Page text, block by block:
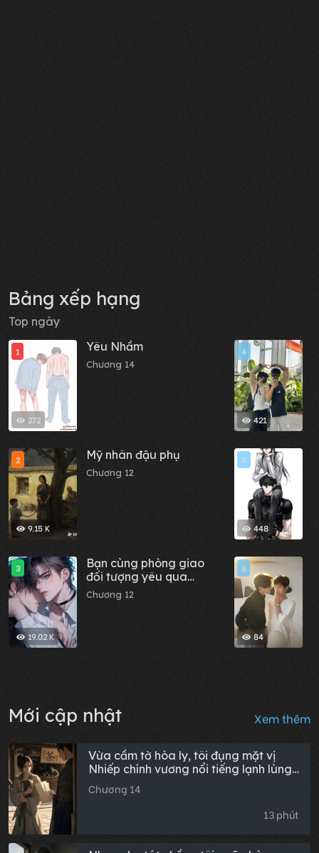
Bảng xếp hạng
Top ngày
272
1 Yêu Nhầm
Chương 14
9.15 K
2 Mỹ nhân đậu phụ
Chương 12
19.02 K
3
Bạn cùng phòng giao
đối tượng yêu qua
mạng dính người của
cậu ấy cho tôi
Chương 12
421
4
448
5
84
6
Mới cập nhật Xem thêm
Vừa cầm tờ hòa ly, tôi đụng mặt vị
Nhiếp chính vương nổi tiếng lạnh lùng,
hắn nhét xấp khế đất vào tay tôi, mặt
lạnh tanh bảo: "Nghịch đủ chưa? Đông
viện phủ ta đã dọn sẵn cho nàng rồi,
Chương 14
13 phút